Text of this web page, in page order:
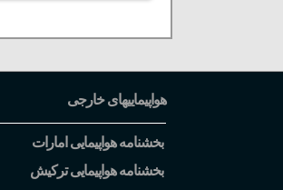
هواپیماییهای خارجی
بخشنامه هواپیمایی امارات
بخشنامه هواپیمایی ترکیش